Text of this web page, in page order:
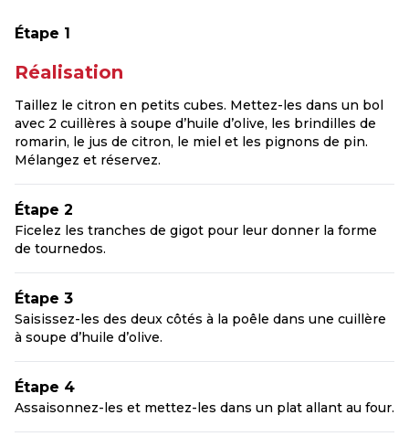
Étape 1
Réalisation
Taillez le citron en petits cubes. Mettez-les dans un bol
avec 2 cuillères à soupe d’huile d’olive, les brindilles de
romarin, le jus de citron, le miel et les pignons de pin.
Mélangez et réservez.
Étape 2
Ficelez les tranches de gigot pour leur donner la forme
de tournedos.
Étape 3
Saisissez-les des deux côtés à la poêle dans une cuillère
à soupe d’huile d’olive.
Étape 4
Assaisonnez-les et mettez-les dans un plat allant au four.